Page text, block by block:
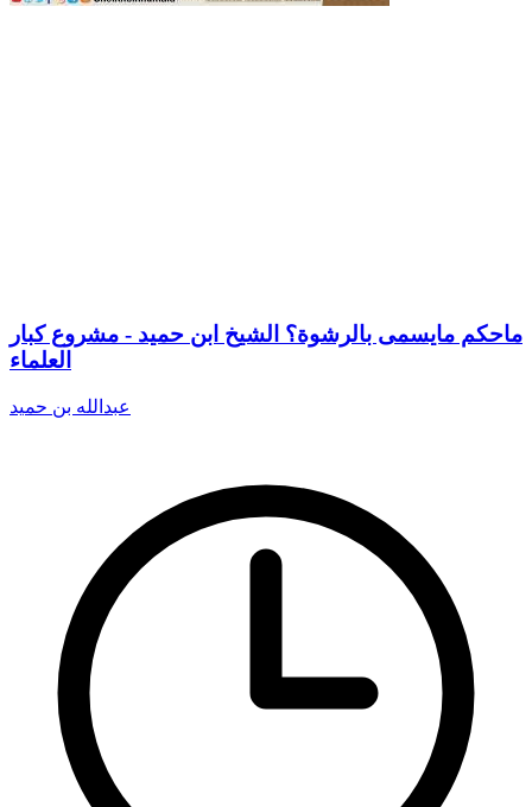
ماحكم مايسمى بالرشوة؟ الشيخ ابن حميد - مشروع كبار
العلماء
عبدالله بن حميد